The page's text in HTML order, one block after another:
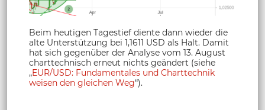
Beim heutigen Tagestief diente dann wieder die
alte Unterstützung bei 1,1611 USD als Halt. Damit
hat sich gegenüber der Analyse vom 13. August
charttechnisch erneut nichts geändert (siehe
„EUR/USD: Fundamentales und Charttechnik
weisen den gleichen Weg“).